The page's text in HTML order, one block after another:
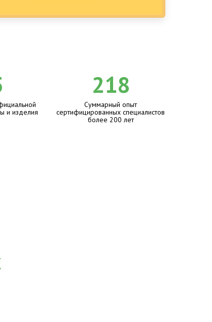
и изделия
218
Суммарный опыт
сертифицированных специалистов
более 200 лет